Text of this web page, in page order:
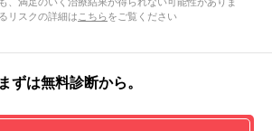
リスクの詳細はこちらをご覧ください
まずは無料診断から。